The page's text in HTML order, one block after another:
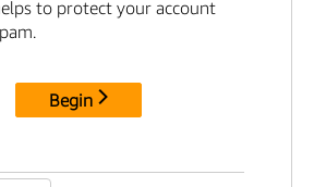
ym mhob modiwl.